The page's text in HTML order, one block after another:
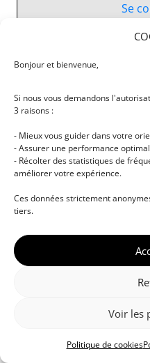
Bonjour et bienvenue,
Si nous vous demandons
3 raisons :
- Mieux vous guider dans votre
- Assurer une performance
- Récolter des statistiques de
améliorer votre expérience.
Ces données strictement
tiers.
Voir les
Politique de cookies
Se
Vous n’avez pas de compte ?
musicale •